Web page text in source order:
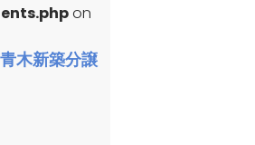
on
木新築分譲